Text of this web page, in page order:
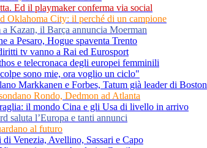
Ed il playmaker conferma via social
Oklahoma City: il perché di un campione
Kazan, il Barça annuncia Moerman
a Pesaro, Hogue spaventa Trento
tv vanno a Rai ed Eurosport
e telecronaca degli europei femminili
sono mie, ora voglio un ciclo"
Markkanen e Forbes, Tatum già leader di Boston
Rondo, Dedmon ad Atlanta
il mondo Cina e gli Usa di livello in arrivo
saluta l’Europa e tanti annunci
al futuro
Venezia, Avellino, Sassari e Capo